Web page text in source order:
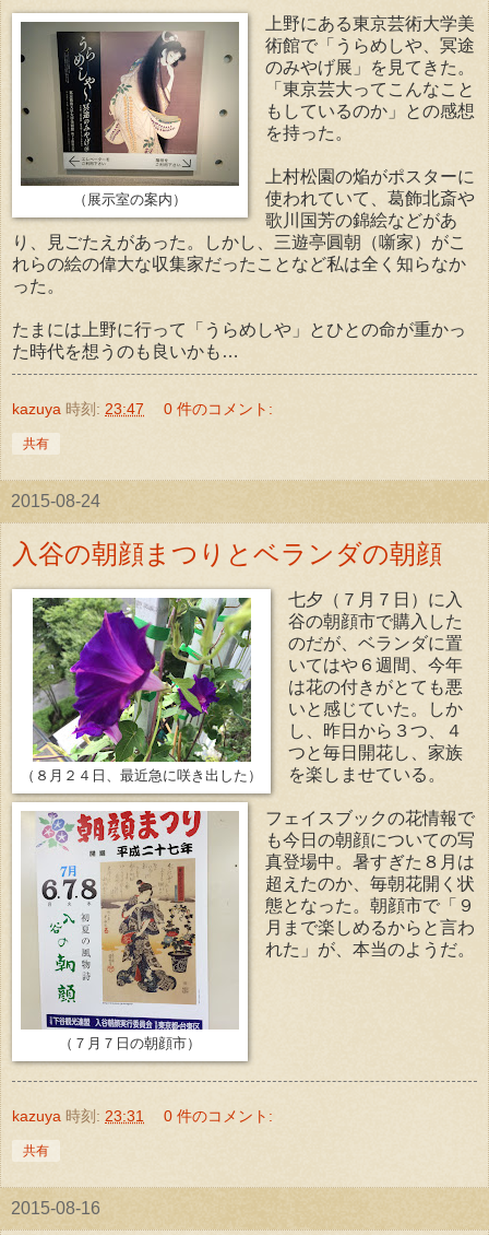
（展示室の案内）
上野にある東京芸術大学美
術館で「うらめしや、冥途
のみやげ展」を見てきた。
「東京芸大ってこんなこと
もしているのか」との感想
を持った。
上村松園の焔がポスターに
使われていて、葛飾北斎や
歌川国芳の錦絵などがあ
り、見ごたえがあった。しかし、三遊亭圓朝（噺家）がこ
れらの絵の偉大な収集家だったことなど私は全く知らなか
った。
たまには上野に行って「うらめしや」とひとの命が重かっ
た時代を想うのも良いかも…
kazuya 時刻: 23:47 0 件のコメント:
共有
2015-08-24
入谷の朝顔まつりとベランダの朝顔
（８月２４日、最近急に咲き出した）
（７月７日の朝顔市）
七夕（７月７日）に入
谷の朝顔市で購入した
のだが、ベランダに置
いてはや６週間、今年
は花の付きがとても悪
いと感じていた。しか
し、昨日から３つ、４
つと毎日開花し、家族
を楽しませている。
フェイスブックの花情報で
も今日の朝顔についての写
真登場中。暑すぎた８月は
超えたのか、毎朝花開く状
態となった。朝顔市で「９
月まで楽しめるからと言わ
れた」が、本当のようだ。
kazuya 時刻: 23:31 0 件のコメント:
共有
2015-08-16